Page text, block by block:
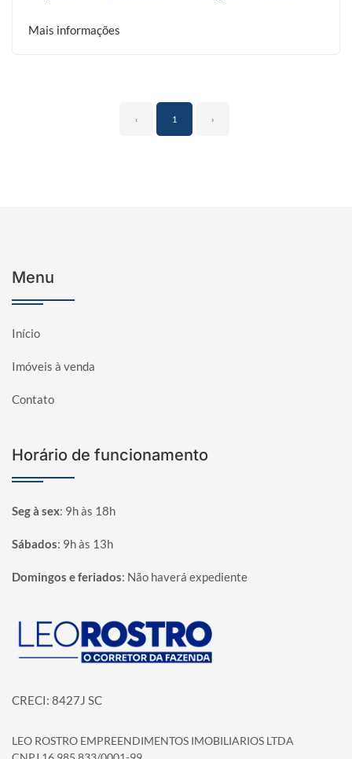
Mais informações
‹ 1 ›
Menu
Início
Imóveis à venda
Contato
Horário de funcionamento
Seg à sex: 9h às 18h
Sábados: 9h às 13h
Domingos e feriados: Não haverá expediente
Página inicial
CRECI: 8427J SC
LEO ROSTRO EMPREENDIMENTOS IMOBILIARIOS LTDA